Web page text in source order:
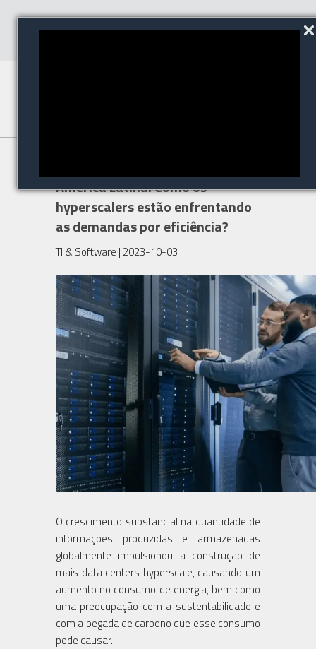
América Latina: Como os
hyperscalers estão enfrentando
as demandas por eficiência?
TI & Software | 2023-10-03
O crescimento substancial na quantidade de
informações produzidas e armazenadas
globalmente impulsionou a construção de
mais data centers hyperscale, causando um
aumento no consumo de energia, bem como
uma preocupação com a sustentabilidade e
com a pegada de carbono que esse consumo
pode causar.